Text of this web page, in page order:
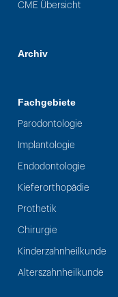
CME Übersicht
Archiv
Fachgebiete
Parodontologie
Implantologie
Endodontologie
Kieferorthopädie
Prothetik
Chirurgie
Kinderzahnheilkunde
Alterszahnheilkunde